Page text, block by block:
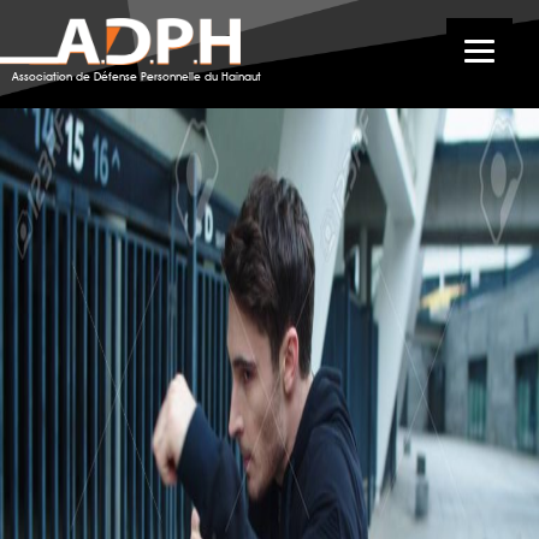
Association de Défense Personnelle du Hainaut
Young man boxing in urban street. Portrait of
kickboxer training punch